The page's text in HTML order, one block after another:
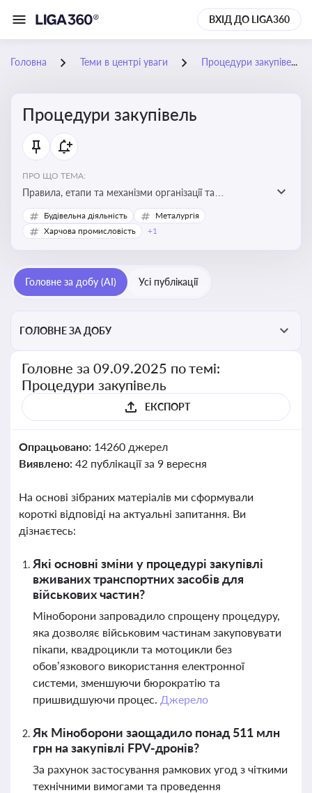
ВХІД ДО LIGA360
Головна Теми в центрі уваги Процедури закупівель
Процедури закупівель
ПРО ЩО ТЕМА:
Правила, етапи та механізми організації та
проведення закупівель товарів, робіт та послуг за
державні чи публічні кошти
Будівельна діяльність
Металургія
Харчова промисловість
+1
Головне за добу (AI) Усі публікації
ГОЛОВНЕ ЗА ДОБУ
Головне за 09.09.2025 по темі:
Процедури закупівель
ЕКСПОРТ
Опрацьовано: 14260 джерел
Виявлено: 42 публікації за 9 вересня
На основі зібраних матеріалів ми сформували
короткі відповіді на актуальні запитання. Ви
дізнаєтесь:
Які основні зміни у процедурі закупівлі
вживаних транспортних засобів для
військових частин?
Міноборони запровадило спрощену процедуру,
яка дозволяє військовим частинам закуповувати
пікапи, квадроцикли та мотоцикли без
обов’язкового використання електронної
системи, зменшуючи бюрократію та
пришвидшуючи процес. Джерело
Як Міноборони заощадило понад 511 млн
грн на закупівлі FPV-дронів?
За рахунок застосування рамкових угод з чіткими
технічними вимогами та проведення